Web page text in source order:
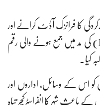
نے ادارے کی 12 سالہ کارکردگی کا فرانزک آڈٹ کرانے اور
میونسپل یوٹیلٹی چارجز اینڈ ٹیکسز (MUCT) کی مد میں جمع ہونے والی رقم
کیا۔
کو اس کے وسائل، اداروں اور
باعث شہر کا انفراسٹرکچر تباہ